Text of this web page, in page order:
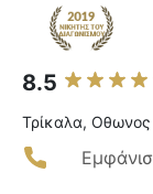
8.5
Τρίκαλα,